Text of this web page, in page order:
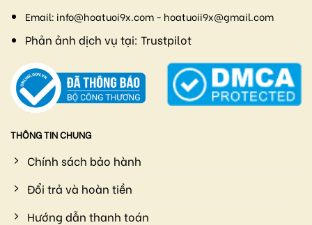
Email: info@hoatuoi9x.com - hoatuoii9x@gmail.com
Phản ảnh dịch vụ tại: Trustpilot
THÔNG TIN CHUNG
Chính sách bảo hành
Đổi trả và hoàn tiền
Hướng dẫn thanh toán